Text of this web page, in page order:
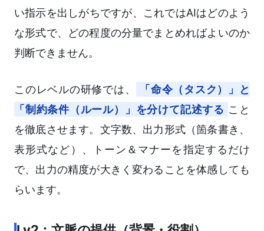
い指示を出しがちですが、これではAIはどのよう
な形式で、どの程度の分量でまとめればよいのか
判断できません。
このレベルの研修では、
「命令（タスク）」と
「制約条件（ルール）」を分けて記述する こと
を徹底させます。文字数、出力形式（箇条書き、
表形式など）、トーン＆マナーを指定するだけ
で、出力の精度が大きく変わることを体感しても
らいます。